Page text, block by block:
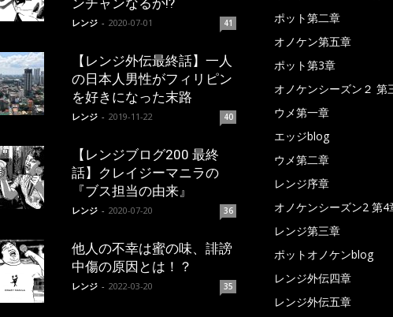
ンチャンなるか!?
レンジ - 2020-07-01 41
【レンジ外伝最終話】一人
の日本人男性がフィリピン
を好きになった末路
レンジ - 2019-11-22 40
【レンジブログ200 最終
話】クレイジーマニラの
『ブス担当の由来』
レンジ - 2020-07-20 36
他人の不幸は蜜の味、誹謗
中傷の原因とは！？
レンジ - 2022-03-20 35
ポット第二章
オノケン第五章
ポット第3章
オノケンシーズン２ 第
ウメ第一章
エッジblog
ウメ第二章
レンジ序章
オノケンシーズン2 第4
レンジ第三章
ポットオノケンblog
レンジ外伝四章
レンジ外伝五章